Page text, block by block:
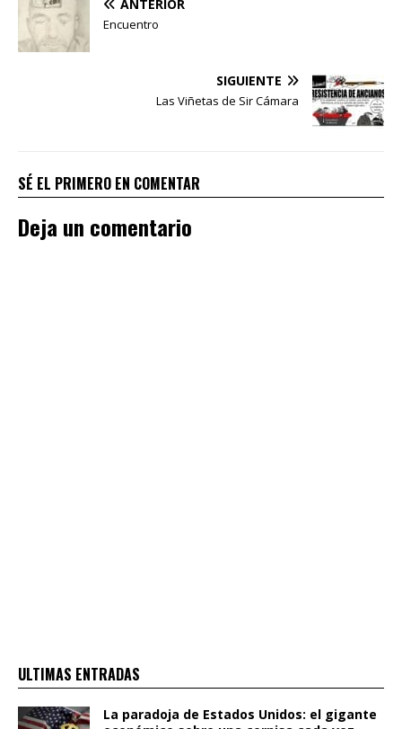
ANTERIOR
Encuentro
SIGUIENTE
Las Viñetas de Sir Cámara
SÉ EL PRIMERO EN COMENTAR
Deja un comentario
ULTIMAS ENTRADAS
La paradoja de Estados Unidos: el gigante